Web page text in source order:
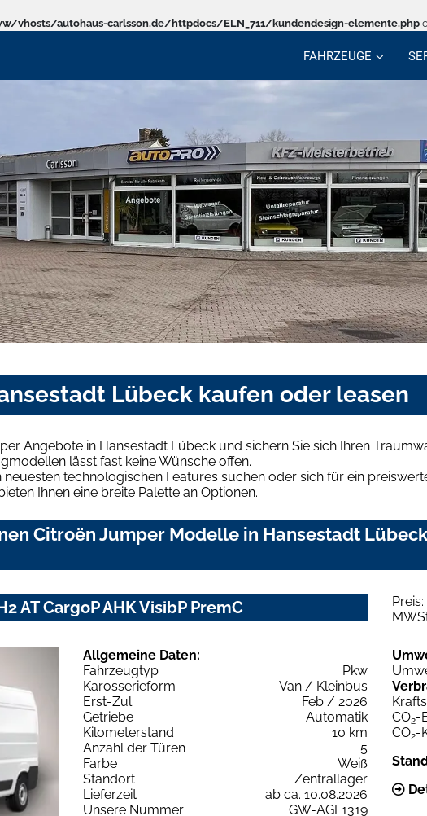
vhosts/autohaus-carlsson.de/httpdocs/ELN_711/kundendesign-elemente.php
FAHRZEUGE
Lübeck kaufen oder leasen
Angebote in Hansestadt Lübeck und sichern Sie sich Ihren
lässt fast keine Wünsche offen.
technologischen Features suchen oder sich für ein
Ihnen eine breite Palette an Optionen.
Citroën Jumper Modelle in Hansestadt
AT CargoP AHK VisibP PremC Preis:
Allgemeine Daten:
Fahrzeugtyp
Pkw
Karosserieform
Van / Kleinbus
Erst-Zul.
Feb / 2026
Getriebe
Automatik
Kilometerstand
10 km
Anzahl der Türen
5
Farbe
Weiß
Standort
Zentrallager
Lieferzeit
ab ca. 10.08.2026
Unsere Nummer
GW-AGL1319
CO2-
CO2-